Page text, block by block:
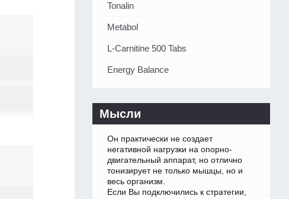
Tonalin
Metabol
L-Carnitine 500 Tabs
Energy Balance
Мысли
Он практически не создает
негативной нагрузки на опорно-
двигательный аппарат, но отлично
тонизирует не только мышцы, но и
весь организм.
Если Вы подключились к стратегии,